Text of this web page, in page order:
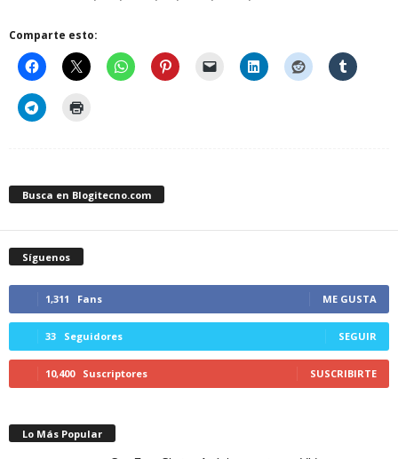
Comparte esto:
Busca en Blogitecno.com
Síguenos
1,311 Fans ME GUSTA
33 Seguidores SEGUIR
10,400 Suscriptores SUSCRIBIRTE
Lo Más Popular